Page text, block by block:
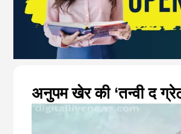
अनुपम खेर की ‘तन्वी द